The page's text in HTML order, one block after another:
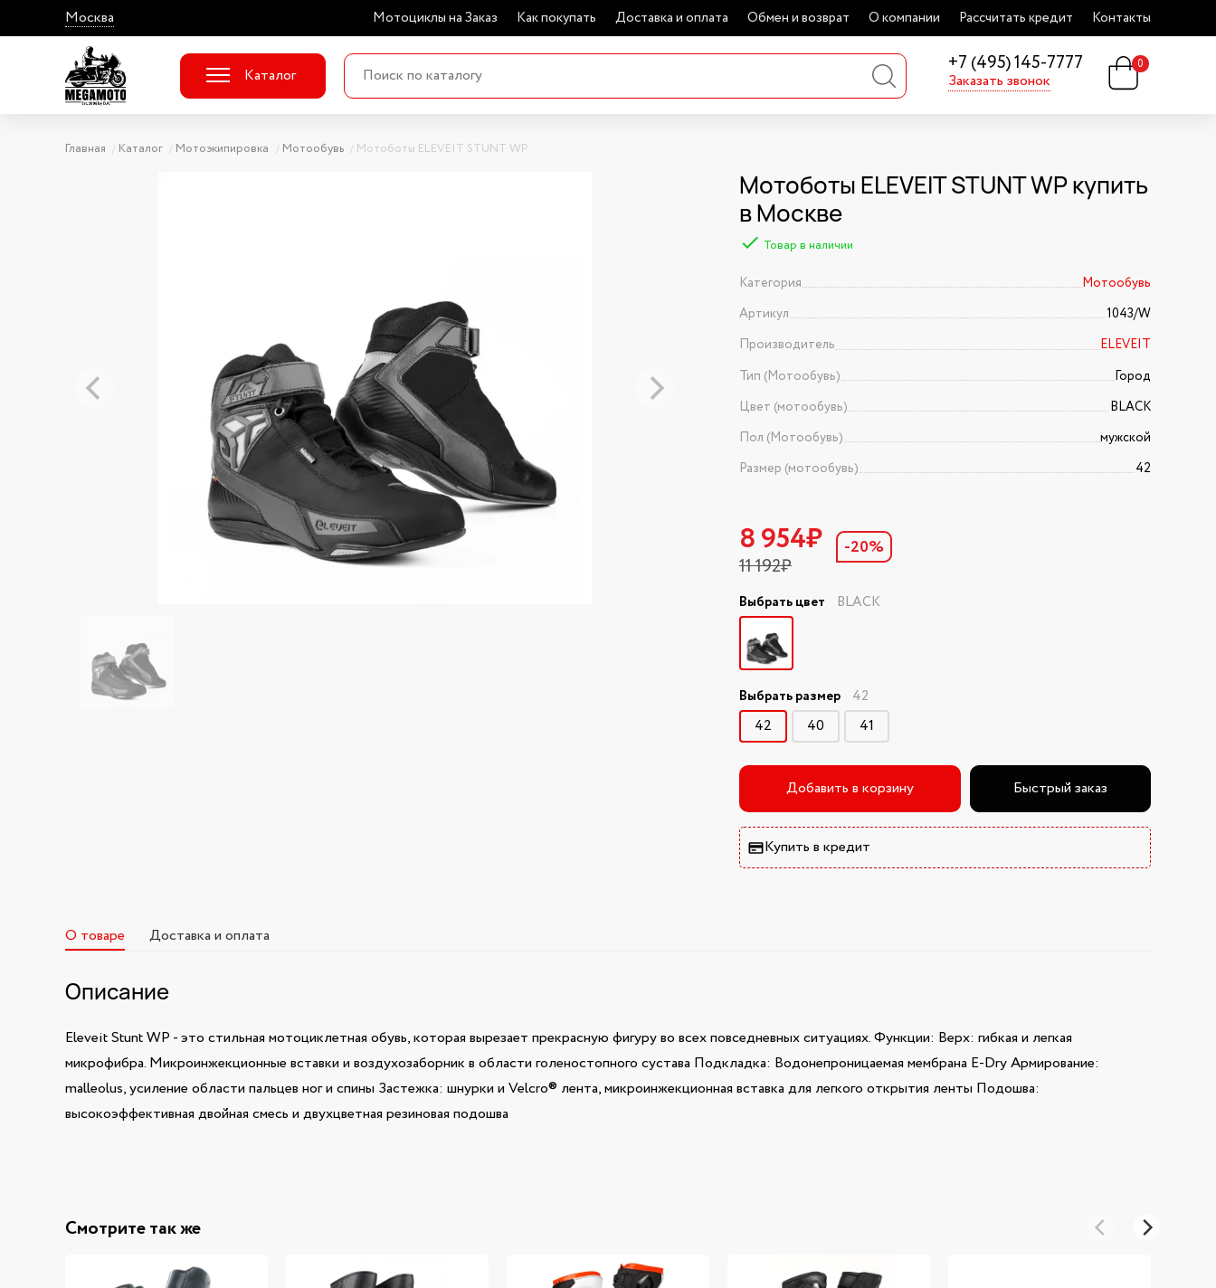
Москва Мотоциклы на Заказ Как покупать Доставка и оплата Обмен и возврат О компании Рассчитать кредит Контакты
+7 (495) 145-7777
Заказать звонок
Каталог
0
Главная Каталог Мотоэкипировка Мотообувь Мотоботы ELEVEIT STUNT WP
Мотоботы ELEVEIT STUNT WP купить
в Москве
Товар в наличии
Категория
Мотообувь
Артикул
1043/W
Производитель
ELEVEIT
Тип (Мотообувь)
Город
Цвет (мотообувь)
BLACK
Пол (Мотообувь)
мужской
Размер (мотообувь)
42
8 954₽
11 192₽
-20%
Выбрать цвет BLACK
Выбрать размер 42
42 40 41
Добавить в корзину Быстрый заказ
Купить в кредит
О товаре Доставка и оплата
Описание
Eleveit Stunt WP - это стильная мотоциклетная обувь, которая вырезает прекрасную фигуру во всех повседневных ситуациях. Функции: Верх: гибкая и легкая
микрофибра. Микроинжекционные вставки и воздухозаборник в области голеностопного сустава Подкладка: Водонепроницаемая мембрана E-Dry Армирование:
malleolus, усиление области пальцев ног и спины Застежка: шнурки и Velcro® лента, микроинжекционная вставка для легкого открытия ленты Подошва:
высокоэффективная двойная смесь и двухцветная резиновая подошва
Смотрите так же